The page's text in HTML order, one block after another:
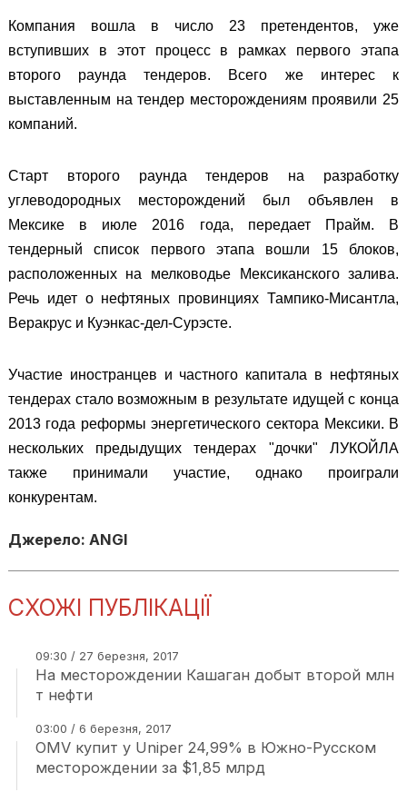
Компания вошла в число 23 претендентов, уже
вступивших в этот процесс в рамках первого этапа
второго раунда тендеров. Всего же интерес к
выставленным на тендер месторождениям проявили 25
компаний.
Старт второго раунда тендеров на разработку
углеводородных месторождений был объявлен в
Мексике в июле 2016 года, передает Прайм. В
тендерный список первого этапа вошли 15 блоков,
расположенных на мелководье Мексиканского залива.
Речь идет о нефтяных провинциях Тампико-Мисантла,
Веракрус и Куэнкас-дел-Сурэсте.
Участие иностранцев и частного капитала в нефтяных
тендерах стало возможным в результате идущей с конца
2013 года реформы энергетического сектора Мексики. В
нескольких предыдущих тендерах "дочки" ЛУКОЙЛА
также принимали участие, однако проиграли
конкурентам.
Джерело: ANGI
СХОЖІ ПУБЛІКАЦІЇ
09:30 / 27 березня, 2017
На месторождении Кашаган добыт второй млн
т нефти
03:00 / 6 березня, 2017
OMV купит у Uniper 24,99% в Южно-Русском
месторождении за $1,85 млрд